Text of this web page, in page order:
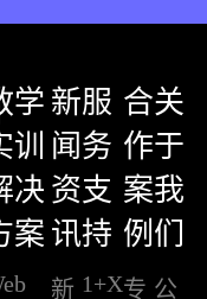
学
训
决
案
新
闻
资
讯
新
服
务
支
持
1+X
合
作
案
例
专
关
于
我
们
公